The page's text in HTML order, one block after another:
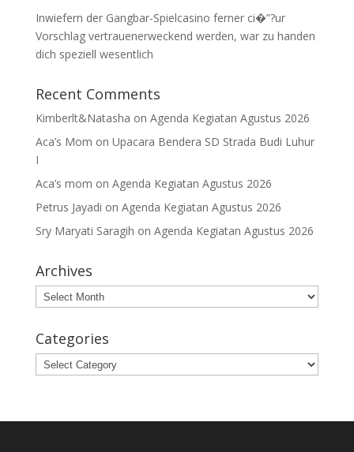
Inwiefern der Gangbar-Spielcasino ferner ci�”?ur
Vorschlag vertrauenerweckend werden, war zu handen
dich speziell wesentlich
Recent Comments
Kimberlt&Natasha on Agenda Kegiatan Agustus 2026
Aca’s Mom on Upacara Bendera SD Strada Budi Luhur
I
Aca’s mom on Agenda Kegiatan Agustus 2026
Petrus Jayadi on Agenda Kegiatan Agustus 2026
Sry Maryati Saragih on Agenda Kegiatan Agustus 2026
Archives
Archives
Categories
Categories